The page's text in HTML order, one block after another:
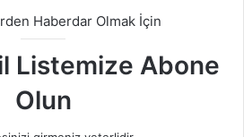
Haberdar Olmak İçin
Listemize Abone
Olun